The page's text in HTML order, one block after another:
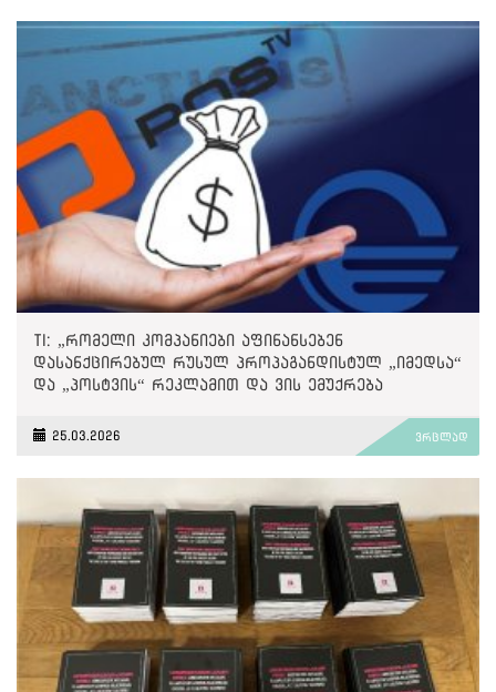
TI: „რომელი კომპანიები აფინანსებენ
დასანქცირებულ რუსულ პროპაგანდისტულ „იმედსა“
და „პოსტვის“ რეკლამით და ვის ემუქრება
25.03.2026 ვრცლად